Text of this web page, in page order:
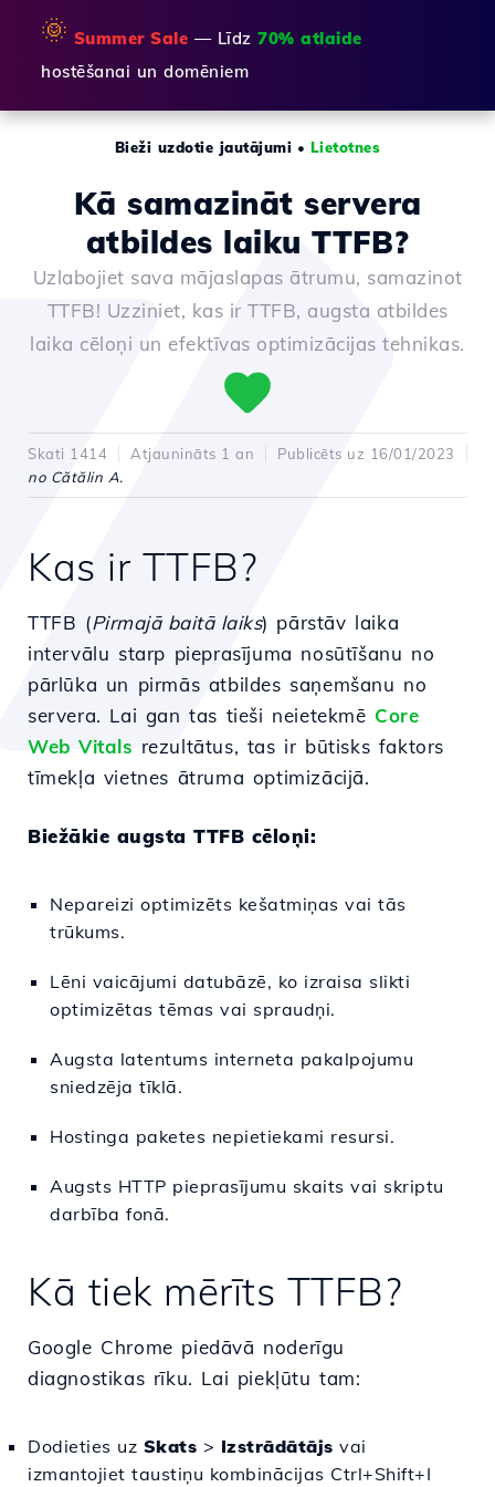
🌞 Summer Sale — Līdz 70% atlaide
hostēšanai un domēniem
Bieži uzdotie jautājumi • Lietotnes
Kā samazināt servera
atbildes laiku TTFB?
Uzlabojiet sava mājaslapas ātrumu, samazinot
TTFB! Uzziniet, kas ir TTFB, augsta atbildes
laika cēloņi un efektīvas optimizācijas tehnikas.
Skati 1414 Atjaunināts 1 an
Publicēts uz 16/01/2023
no Cătălin A.
Kas ir TTFB?
TTFB (Pirmajā baitā laiks) pārstāv laika
intervālu starp pieprasījuma nosūtīšanu no
pārlūka un pirmās atbildes saņemšanu no
servera. Lai gan tas tieši neietekmē Core
Web Vitals rezultātus, tas ir būtisks faktors
tīmekļa vietnes ātruma optimizācijā.
Biežākie augsta TTFB cēloņi:
Nepareizi optimizēts kešatmiņas vai tās
trūkums.
Lēni vaicājumi datubāzē, ko izraisa slikti
optimizētas tēmas vai spraudņi.
Augsta latentums interneta pakalpojumu
sniedzēja tīklā.
Hostinga paketes nepietiekami resursi.
Augsts HTTP pieprasījumu skaits vai skriptu
darbība fonā.
Kā tiek mērīts TTFB?
Google Chrome piedāvā noderīgu
diagnostikas rīku. Lai piekļūtu tam:
Dodieties uz Skats > Izstrādātājs vai
izmantojiet taustiņu kombinācijas Ctrl+Shift+I